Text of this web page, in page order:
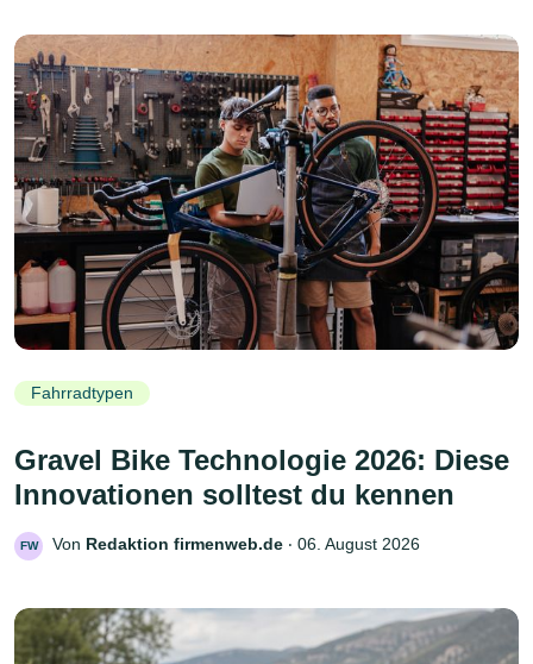
Fahrradtypen
Gravel Bike Technologie 2026: Diese
Innovationen solltest du kennen
FW Von Redaktion firmenweb.de ‧ 06. August 2026